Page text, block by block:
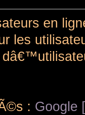
en
les
: Google